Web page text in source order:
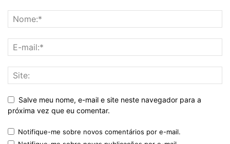
Salve meu nome, e-mail e site neste navegador para a
próxima vez que eu comentar.
Notifique-me sobre novos comentários por e-mail.